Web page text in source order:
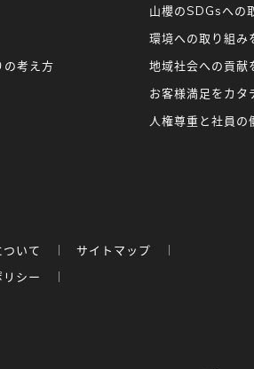
の考え方
山櫻のSDGsへの
環境への取り組み
地域社会への貢献
お客様満足をカタ
人権尊重と社員の
いて
サイトマップ
シー